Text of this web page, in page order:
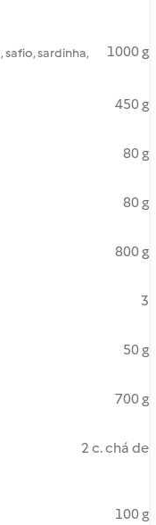
sardinha,
1000 g
450 g
80 g
80 g
800 g
3
50 g
700 g
2 c. chá de
100 g